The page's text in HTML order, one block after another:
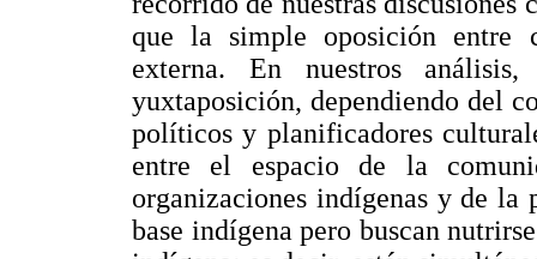
que la simple oposición entre
externa. En nuestros
yuxtaposición, dependiendo del
políticos y planificadores
entre el espacio de la
organizaciones indígenas y de
base indígena pero buscan